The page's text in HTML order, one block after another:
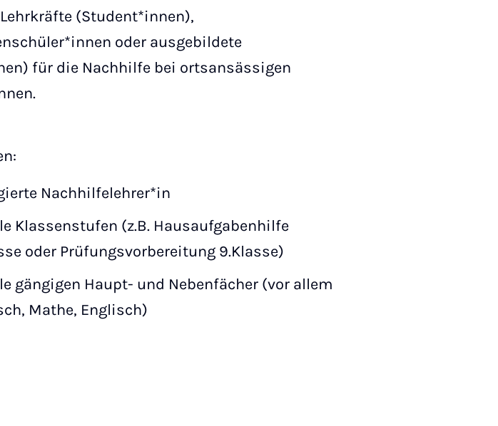
(Student*innen),
oder ausgebildete
für die Nachhilfe bei ortsansässigen
Nachhilfelehrer*in
Klassenstufen (z.B. Hausaufgabenhilfe
oder Prüfungsvorbereitung 9.Klasse)
gängigen Haupt- und Nebenfächer (vor allem
Mathe, Englisch)